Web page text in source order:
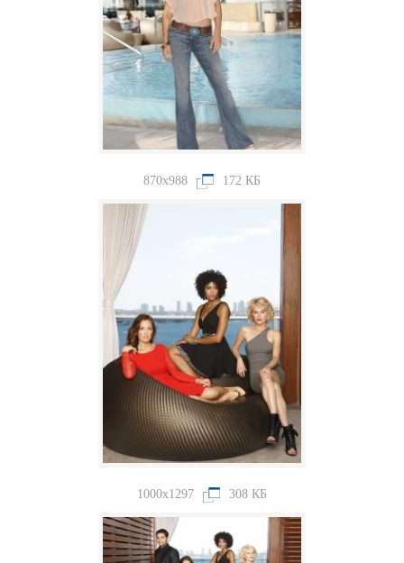
870x988 172 КБ
1000x1297 308 КБ